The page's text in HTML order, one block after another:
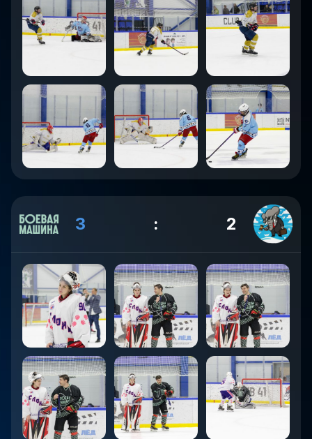
3 : 2